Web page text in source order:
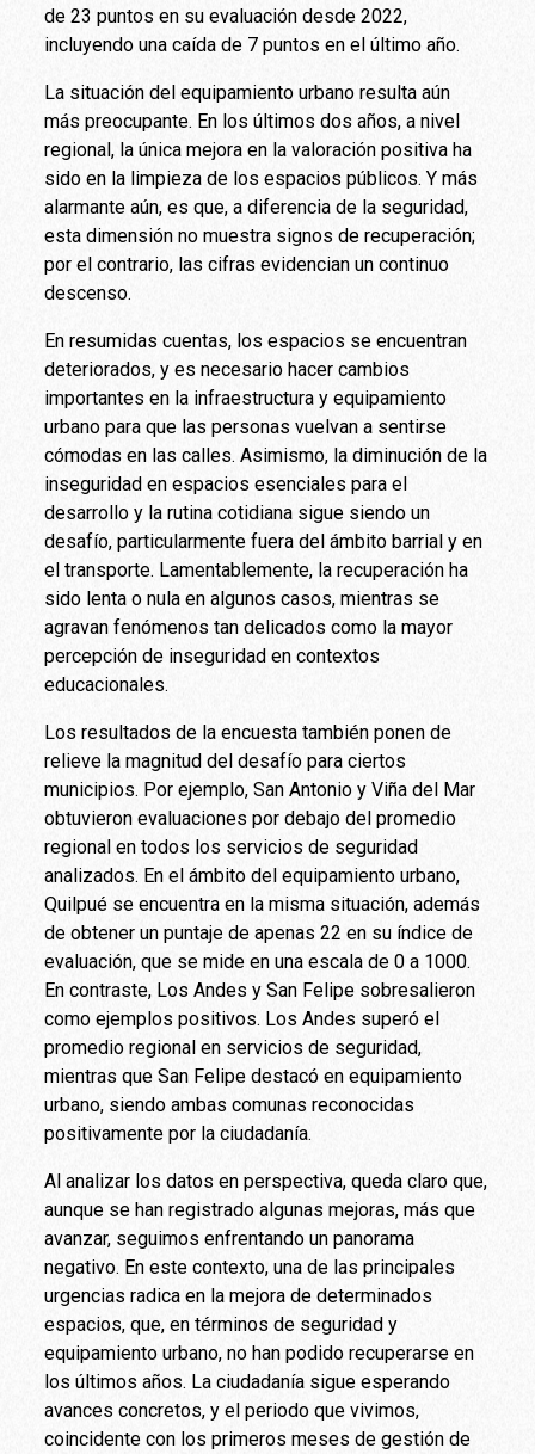
de 23 puntos en su evaluación desde 2022,
incluyendo una caída de 7 puntos en el último año.
La situación del equipamiento urbano resulta aún
más preocupante. En los últimos dos años, a nivel
regional, la única mejora en la valoración positiva ha
sido en la limpieza de los espacios públicos. Y más
alarmante aún, es que, a diferencia de la seguridad,
esta dimensión no muestra signos de recuperación;
por el contrario, las cifras evidencian un continuo
descenso.
En resumidas cuentas, los espacios se encuentran
deteriorados, y es necesario hacer cambios
importantes en la infraestructura y equipamiento
urbano para que las personas vuelvan a sentirse
cómodas en las calles. Asimismo, la diminución de la
inseguridad en espacios esenciales para el
desarrollo y la rutina cotidiana sigue siendo un
desafío, particularmente fuera del ámbito barrial y en
el transporte. Lamentablemente, la recuperación ha
sido lenta o nula en algunos casos, mientras se
agravan fenómenos tan delicados como la mayor
percepción de inseguridad en contextos
educacionales.
Los resultados de la encuesta también ponen de
relieve la magnitud del desafío para ciertos
municipios. Por ejemplo, San Antonio y Viña del Mar
obtuvieron evaluaciones por debajo del promedio
regional en todos los servicios de seguridad
analizados. En el ámbito del equipamiento urbano,
Quilpué se encuentra en la misma situación, además
de obtener un puntaje de apenas 22 en su índice de
evaluación, que se mide en una escala de 0 a 1000.
En contraste, Los Andes y San Felipe sobresalieron
como ejemplos positivos. Los Andes superó el
promedio regional en servicios de seguridad,
mientras que San Felipe destacó en equipamiento
urbano, siendo ambas comunas reconocidas
positivamente por la ciudadanía.
Al analizar los datos en perspectiva, queda claro que,
aunque se han registrado algunas mejoras, más que
avanzar, seguimos enfrentando un panorama
negativo. En este contexto, una de las principales
urgencias radica en la mejora de determinados
espacios, que, en términos de seguridad y
equipamiento urbano, no han podido recuperarse en
los últimos años. La ciudadanía sigue esperando
avances concretos, y el periodo que vivimos,
coincidente con los primeros meses de gestión de